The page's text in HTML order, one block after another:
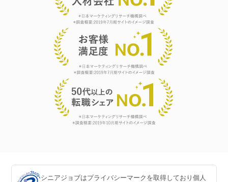
シニアジョブはプライバシーマークを取得しており個人